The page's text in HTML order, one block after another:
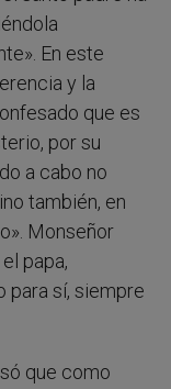
En este
y la
que es
por su
a cabo no
también, en
Monseñor
papa,
para sí, siempre
que como